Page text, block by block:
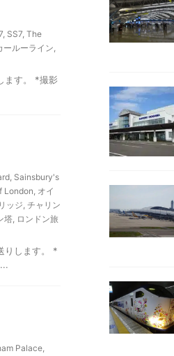
, SS7, The
ールーライン,
ます。 *撮影
, Sainsbury's
London, オイ
ッジ, チャリン
塔, ロンドン旅
りします。 *
Palace,